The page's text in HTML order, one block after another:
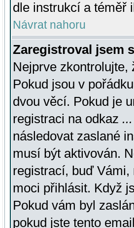
dle instrukcí a téměř
Návrat nahoru
Zaregistroval jsem
Nejprve zkontrolujte,
Pokud jsou v
dvou věcí. Pokud je
registraci na odkaz
následovat zaslané
musí být aktivován.
registrací, buď Vámi,
moci přihlásit. Když
Pokud vám byl
pokud jste tento